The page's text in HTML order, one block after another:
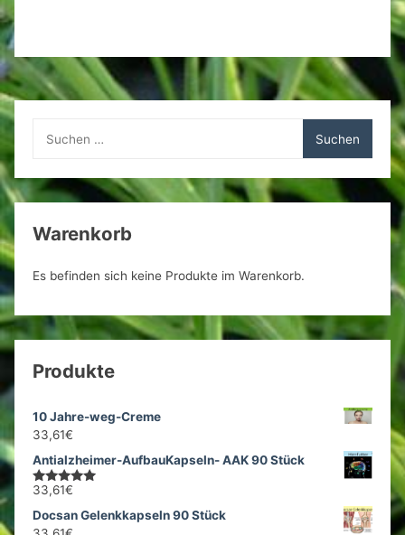
nach:
Warenkorb
Es befinden sich keine Produkte im Warenkorb.
Produkte
10 Jahre-weg-Creme
33,61€
Antialzheimer-AufbauKapseln- AAK 90 Stück
Bewertet
von 5
33,61€
Docsan Gelenkkapseln 90 Stück